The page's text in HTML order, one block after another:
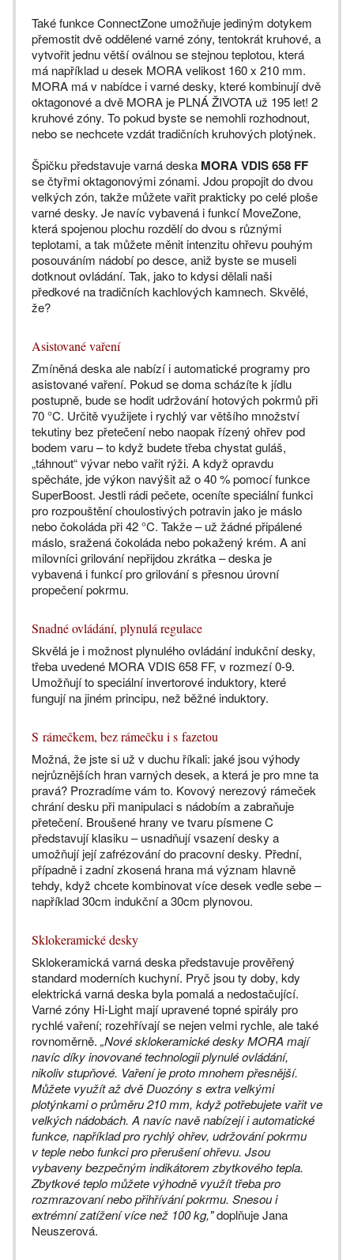
Také funkce ConnectZone umožňuje jediným dotykem
přemostit dvě oddělené varné zóny, tentokrát kruhové, a
vytvořit jednu větší oválnou se stejnou teplotou, která
má například u desek MORA velikost 160 x 210 mm.
MORA má v nabídce i varné desky, které kombinují dvě
oktagonové a dvě MORA je PLNÁ ŽIVOTA už 195 let! 2
kruhové zóny. To pokud byste se nemohli rozhodnout,
nebo se nechcete vzdát tradičních kruhových plotýnek.
Špičku představuje varná deska MORA VDIS 658 FF
se čtyřmi oktagonovými zónami. Jdou propojit do dvou
velkých zón, takže můžete vařit prakticky po celé ploše
varné desky. Je navíc vybavená i funkcí MoveZone,
která spojenou plochu rozdělí do dvou s různými
teplotami, a tak můžete měnit intenzitu ohřevu pouhým
posouváním nádobí po desce, aniž byste se museli
dotknout ovládání. Tak, jako to kdysi dělali naši
předkové na tradičních kachlových kamnech. Skvělé,
že?
Asistované vaření
Zmíněná deska ale nabízí i automatické programy pro
asistované vaření. Pokud se doma scházíte k jídlu
postupně, bude se hodit udržování hotových pokrmů při
70 °C. Určitě využijete i rychlý var většího množství
tekutiny bez přetečení nebo naopak řízený ohřev pod
bodem varu – to když budete třeba chystat guláš,
„táhnout“ vývar nebo vařit rýži. A když opravdu
spěcháte, jde výkon navýšit až o 40 % pomocí funkce
SuperBoost. Jestli rádi pečete, oceníte speciální funkci
pro rozpouštění choulostivých potravin jako je máslo
nebo čokoláda při 42 °C. Takže – už žádné připálené
máslo, sražená čokoláda nebo pokažený krém. A ani
milovníci grilování nepřijdou zkrátka – deska je
vybavená i funkcí pro grilování s přesnou úrovní
propečení pokrmu.
Snadné ovládání, plynulá regulace
Skvělá je i možnost plynulého ovládání indukční desky,
třeba uvedené MORA VDIS 658 FF, v rozmezí 0-9.
Umožňují to speciální invertorové induktory, které
fungují na jiném principu, než běžné induktory.
S rámečkem, bez rámečku i s fazetou
Možná, že jste si už v duchu říkali: jaké jsou výhody
nejrůznějších hran varných desek, a která je pro mne ta
pravá? Prozradíme vám to. Kovový nerezový rámeček
chrání desku při manipulaci s nádobím a zabraňuje
přetečení. Broušené hrany ve tvaru písmene C
představují klasiku – usnadňují vsazení desky a
umožňují její zafrézování do pracovní desky. Přední,
případně i zadní zkosená hrana má význam hlavně
tehdy, když chcete kombinovat více desek vedle sebe –
například 30cm indukční a 30cm plynovou.
Sklokeramické desky
Sklokeramická varná deska představuje prověřený
standard moderních kuchyní. Pryč jsou ty doby, kdy
elektrická varná deska byla pomalá a nedostačující.
Varné zóny Hi-Light mají upravené topné spirály pro
rychlé vaření; rozehřívají se nejen velmi rychle, ale také
rovnoměrně. „Nové sklokeramické desky MORA mají
navíc díky inovované technologii plynulé ovládání,
nikoliv stupňové. Vaření je proto mnohem přesnější.
Můžete využít až dvě Duozóny s extra velkými
plotýnkami o průměru 210 mm, když potřebujete vařit ve
velkých nádobách. A navíc navě nabízejí i automatické
funkce, například pro rychlý ohřev, udržování pokrmu
v teple nebo funkci pro přerušení ohřevu. Jsou
vybaveny bezpečným indikátorem zbytkového tepla.
Zbytkové teplo můžete výhodně využít třeba pro
rozmrazovaní nebo přihřívání pokrmu. Snesou i
extrémní zatížení více než 100 kg,"doplňuje Jana
Neuszerová.